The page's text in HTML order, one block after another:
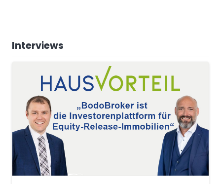
Interviews